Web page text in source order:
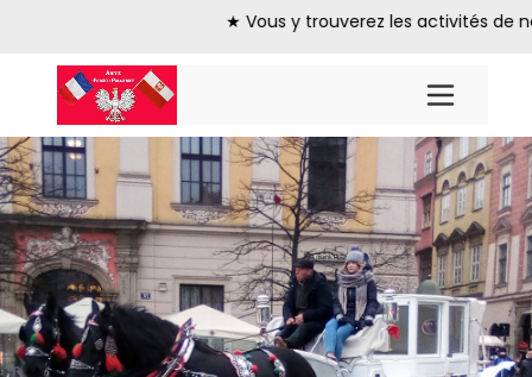
Sobotka ★ ★ ★ Vous y trouverez les activités de notre